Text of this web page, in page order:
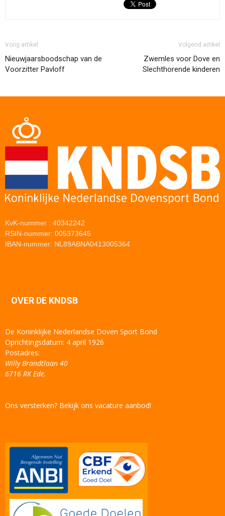
Vorig artikel
Nieuwjaarsboodschap van de
Voorzitter Pavloff
Volgend artikel
Zwemles voor Dove en
Slechthorende kinderen
KvK-nummer : 40342242
RSIN-nummer: 005373645
IBAN-nummer: NL89ABNA0413005364
OVER DE KNDSB
De Koninklijke Nederlandse Doven Sport Bond
Oprichtingsdatum: 4 april 1926
Postadres:
Willy Brandtlaan 40
6716 RK Ede.
Ons versterken? Bekijk ons vacature aanbod!